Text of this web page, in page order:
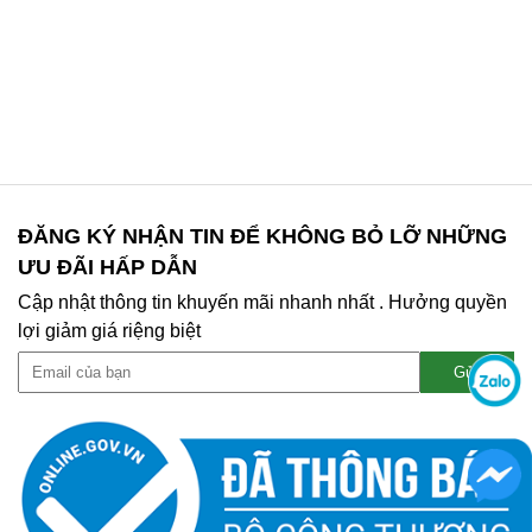
ĐĂNG KÝ NHẬN TIN ĐỂ KHÔNG BỎ LỠ NHỮNG
ƯU ĐÃI HẤP DẪN
Cập nhật thông tin khuyến mãi nhanh nhất . Hưởng quyền
lợi giảm giá riệng biệt